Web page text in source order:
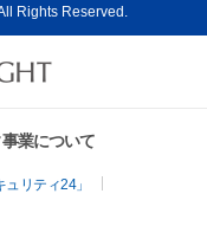
Rights Reserved.
業について
リティ24」